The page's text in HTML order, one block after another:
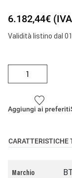
6.182,44€
Validità listino dal
Aggiungi ai preferiti
CARATTERISTICHE
Marchio